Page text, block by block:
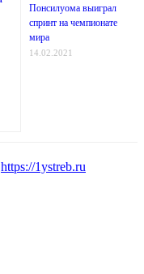
Понсилуома выиграл
спринт на чемпионате
мира
14.02.2021
https://1ystreb.ru